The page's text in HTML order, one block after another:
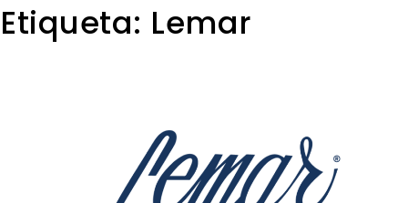
Etiqueta: Lemar